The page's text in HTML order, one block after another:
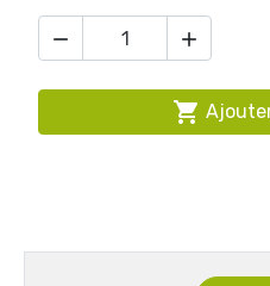
 
